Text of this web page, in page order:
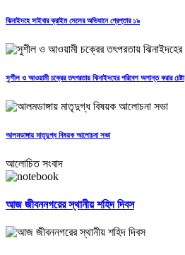
ঝিনাইদহে সাইবার ক্রাইম সেলের অভিযানে গ্রেপ্তার ১৯
সুশীল ও আওয়ামী চক্রের তৎপরতায় ঝিনাইদহের পরিবেশ অশান্ত করার চেষ্টা
আলমডাঙ্গায় মাতৃদুগ্ধ বিষয়ক আলোচনা সভা
আলোচিত সংবাদ
আজ জীবননগরের স্থানীয় শহিদ দিবস